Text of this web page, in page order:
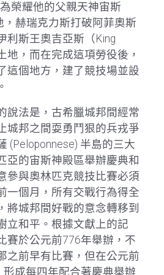
榮耀他的父親天神宙斯
，赫瑞克力斯打破阿菲奧斯
利斯王奧吉亞斯（King
地，而在完成這項勞役後，
這個地方，建了競技場並設
說法是，古希臘城邦間經常
城邦之間耍勇鬥狠的兵戎爭
(Peloponnese) 半島的三大
亞的宙斯神殿區舉辦慶典和
參與奧林匹克競技比賽必須
一個月，所有交戰行為得全
將城邦間好戰的意念轉移到
立和平。根據文獻上的記
賽於公元前776年舉辦，不
之前早有比賽，但在公元前
成每四年配合著慶典舉辦